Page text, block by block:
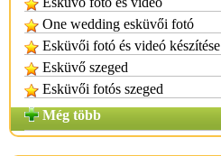
One wedding esküvői fotó
Esküvői fotó és videó készítése
Esküvő szeged
Esküvői fotós szeged
Még több